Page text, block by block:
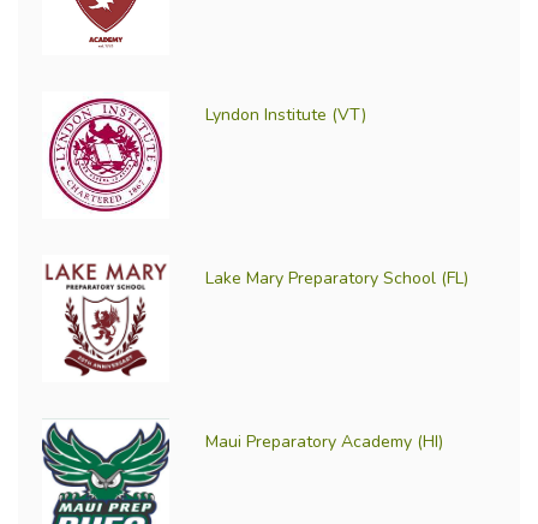
Lyndon Institute (VT)
Lake Mary Preparatory School (FL)
Maui Preparatory Academy (HI)